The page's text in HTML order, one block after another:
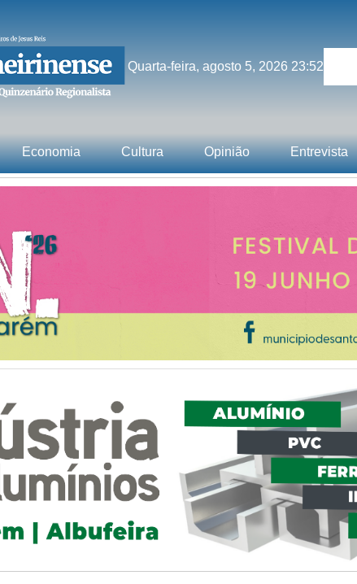
Quarta-feira, agosto 5, 2026 23:52
Economia Cultura Opinião Entrevista